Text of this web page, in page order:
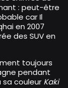
: peut-être
car Il
en 2007
des SUV en
toujours
pendant
couleur Kaki